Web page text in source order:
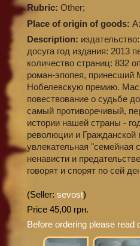
Rubric: Other;
Place of origin of goods:
Description:
досуга год издания: 2013
количество страниц: 832
роман-эпопея,
Нобелевскую премию.
повествование о судьбе
самый противоречивый,
истории нашей страны -
революции и Гражданской
увлекательная "семейная
ненависти и
говорят и спорят по сей
(Seller: sevost)
Price 45,00 грн.
Before ordering please read